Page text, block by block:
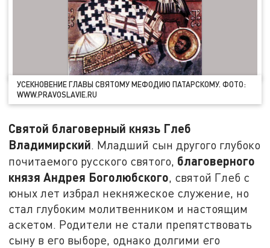
УСЕКНОВЕНИЕ ГЛАВЫ СВЯТОМУ МЕФОДИЮ ПАТАРСКОМУ. ФОТО:
WWW.PRAVOSLAVIE.RU
Святой благоверный князь Глеб
Владимирский. Младший сын другого глубоко
почитаемого русского святого, благоверного
князя Андрея Боголюбского, святой Глеб с
юных лет избрал некняжеское служение, но
стал глубоким молитвенником и настоящим
аскетом. Родители не стали препятствовать
сыну в его выборе, однако долгими его